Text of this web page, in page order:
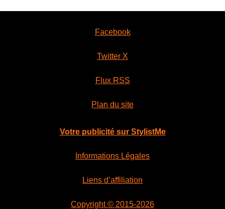
Facebook
Twitter X
Flux RSS
Plan du site
Votre publicité sur StylistMe
Informations Légales
Liens d’affiliation
Copyright © 2015-2026